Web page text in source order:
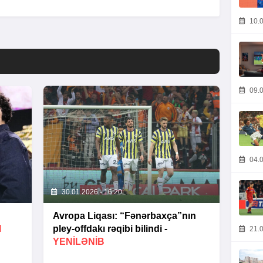
30.01.2026 - 16:20
Avropa Liqası: “Fənərbaxça”nın
pley-offdakı rəqibi bilindi -
YENİLƏNİB